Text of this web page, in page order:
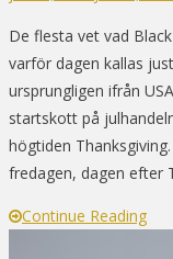
De flesta vet vad
varför dagen kallas
ursprungligen ifrån
startskott på
högtiden
fredagen, dagen efter
Continue Reading